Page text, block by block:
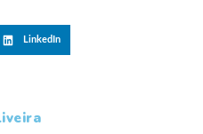
LinkedIn